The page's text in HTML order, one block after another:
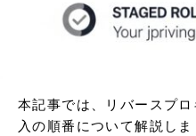
本記事では、リバースプ
入の順番について解説し